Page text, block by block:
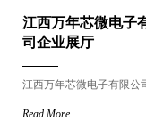
江西万年芯微电子
司企业展厅
Read More